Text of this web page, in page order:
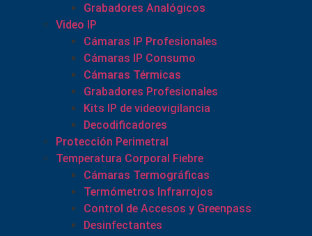
Grabadores Analógicos
Video IP
Cámaras IP Profesionales
Cámaras IP Consumo
Cámaras Térmicas
Grabadores Profesionales
Kits IP de videovigilancia
Decodificadores
Protección Perimetral
Temperatura Corporal Fiebre
Cámaras Termográficas
Termómetros Infrarrojos
Control de Accesos y Greenpass
Desinfectantes